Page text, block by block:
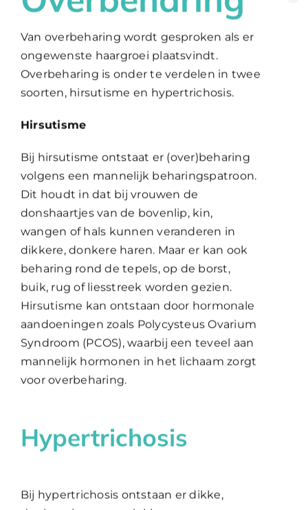
WooCommerce Cart
Van overbeharing wordt gesproken als er
ongewenste haargroei plaatsvindt.
Overbeharing is onder te verdelen in twee
soorten, hirsutisme en hypertrichosis.
Hirsutisme
Bij hirsutisme ontstaat er (over)beharing
volgens een mannelijk beharingspatroon.
Dit houdt in dat bij vrouwen de
donshaartjes van de bovenlip, kin,
wangen of hals kunnen veranderen in
dikkere, donkere haren. Maar er kan ook
beharing rond de tepels, op de borst,
buik, rug of liesstreek worden gezien.
Hirsutisme kan ontstaan door hormonale
aandoeningen zoals Polycysteus Ovarium
Syndroom (PCOS), waarbij een teveel aan
mannelijk hormonen in het lichaam zorgt
voor overbeharing.
Hypertrichosis
Bij hypertrichosis ontstaan er dikke,